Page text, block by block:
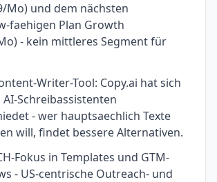
Mo) und dem nächsten
faehigen Plan Growth
- kein mittleres Segment für
Writer-Tool: Copy.ai hat sich
Schreibassistenten
- wer hauptsaechlich Texte
will, findet bessere Alternativen.
Fokus in Templates und GTM-
- US-centrische Outreach- und